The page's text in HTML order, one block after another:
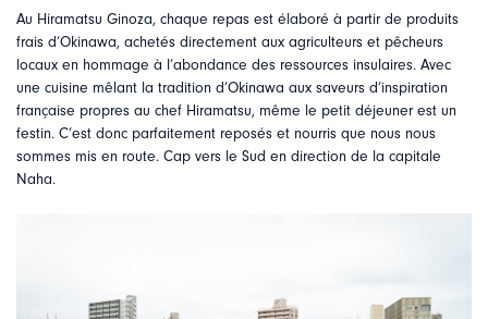
Au Hiramatsu Ginoza, chaque repas est élaboré à partir de produits
frais d’Okinawa, achetés directement aux agriculteurs et pêcheurs
locaux en hommage à l’abondance des ressources insulaires. Avec
une cuisine mêlant la tradition d’Okinawa aux saveurs d’inspiration
française propres au chef Hiramatsu, même le petit déjeuner est un
festin. C’est donc parfaitement reposés et nourris que nous nous
sommes mis en route. Cap vers le Sud en direction de la capitale
Naha.